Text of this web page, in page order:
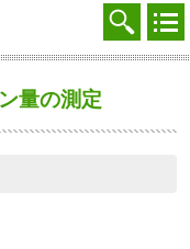
量の測定